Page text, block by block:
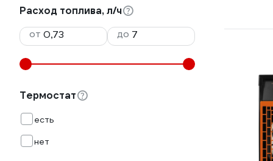
Расход топлива, л/ч
от
до
Термостат
есть
нет